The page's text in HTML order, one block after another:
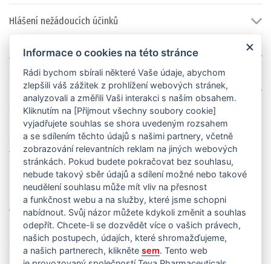
Hlášení nežádoucích účinků
Zásady používání cookies
Nastavení souborů cookies
Teva Pharmaceuticals CR, s.r.o.
Sídlo: DOCK 04 – D, 4. patro, Boudníkova 2514/7,
180 00 Praha 8, IČ: 256 29 646
Korespondenční adresa: Business park Futurama, Sokolovská
651/136A, 180 00 Praha 8
+420 251 007 111
www.teva.cz
Společnost je zapsaná v obchodním rejstříku vedeném
Městským soudem v Praze, oddíl C, vložka 56235
Informace o cookies na této stránce
Rádi bychom sbírali některé Vaše údaje, abychom
zlepšili váš zážitek z prohlížení webových stránek,
analyzovali a změřili Vaši interakci s naším obsahem.
Kliknutím na [Přijmout všechny soubory cookie]
vyjadřujete souhlas se shora uvedeným rozsahem
a se sdílením těchto údajů s našimi partnery, včetně
zobrazování relevantních reklam na jiných webových
stránkách. Pokud budete pokračovat bez souhlasu,
nebude takový sběr údajů a sdílení možné nebo takové
neudělení souhlasu může mít vliv na přesnost
a funkčnost webu a na služby, které jsme schopni
nabídnout. Svůj názor můžete kdykoli změnit a souhlas
odepřít. Chcete-li se dozvědět více o vašich právech,
našich postupech, údajích, které shromažďujeme,
a našich partnerech, kliknětesem. Tento web